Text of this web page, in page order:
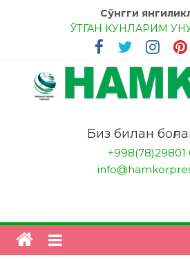
Сўнгги
ЎТГАН КУНЛАРИМ
МЕССИ ВА РОНАЛДУ, АНА
ҲУСАНОВГА ТАН
МЕҲР ОРҚАЛИ
БАНКДА ИШЛАШ
НАТИЖАГА ЭРИШИШ ЎЗ
Биз билан
+998(78)29801